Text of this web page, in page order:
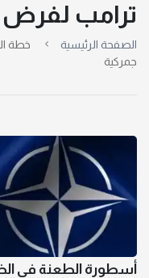
ترامب
الصفحة الرئيسية
خطة
جمركية
أسطورة الطعنة في